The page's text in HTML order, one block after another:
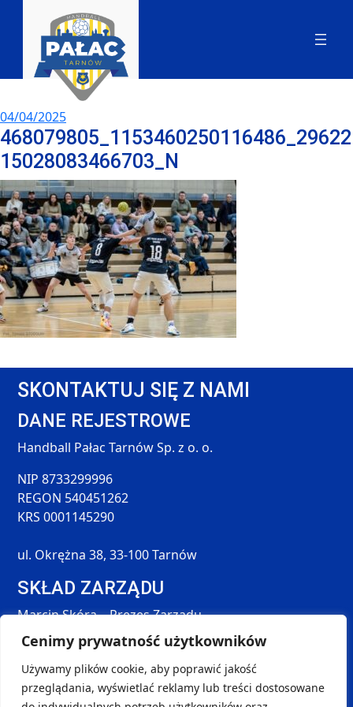
Cenimy prywatność użytkowników
Używamy plików cookie, aby poprawić jakość
przeglądania, wyświetlać reklamy lub treści dostosowane
04/04/2025
468079805_1153460250116486_29622
15028083466703_N
SKONTAKTUJ SIĘ Z NAMI
DANE REJESTROWE
Handball Pałac Tarnów Sp. z o. o.
NIP 8733299996
REGON 540451262
KRS 0001145290
ul. Okrężna 38, 33-100 Tarnów
SKŁAD ZARZĄDU
Marcin Skóra – Prezes Zarządu
Maciej Hołda – Członek Zarządu
Tomasz Śmieszek – Członek Zarządu
DANE KONTAKTOWE
SOCIAL MEDIA